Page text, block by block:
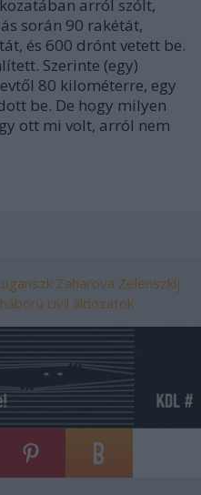
arról szólt,
során 90 rakétát,
és 600 drónt vetett be.
Szerinte (egy)
80 kilométerre, egy
be. De hogy milyen
ott mi volt, arról nem
Zaharova Zelenszkij
háború civil áldozatok